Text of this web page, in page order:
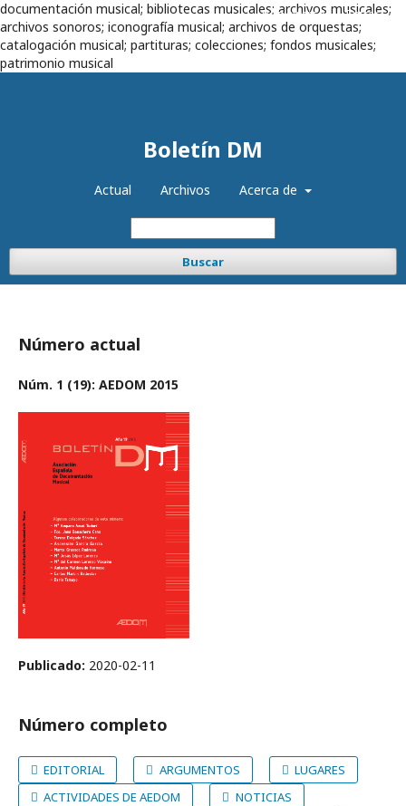
documentación musical; bibliotecas musicales; archivos musicales;
archivos sonoros; iconografía musical; archivos de orquestas;
catalogación musical; partituras; colecciones; fondos musicales;
patrimonio musical
Boletín DM
Actual Archivos Acerca de
Buscar
Registrarse Entrar
Número actual
Núm. 1 (19): AEDOM 2015
Publicado: 2020-02-11
Número completo
EDITORIAL ARGUMENTOS
LUGARES
ACTIVIDADES DE AEDOM
NOTICIAS